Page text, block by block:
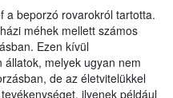
a beporzó rovarokról tartotta.
méhek mellett számos
Ezen kívül
melyek ugyan nem
de az életvitelükkel
ilyenek például